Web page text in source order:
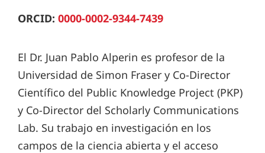
ORCID: 0000-0002-9344-7439
El Dr. Juan Pablo Alperin es profesor de la
Universidad de Simon Fraser y Co-Director
Científico del Public Knowledge Project (PKP)
y Co-Director del Scholarly Communications
Lab. Su trabajo en investigación en los
campos de la ciencia abierta y el acceso